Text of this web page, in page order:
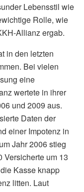
Lebensstil wie
Rolle, wie
Allianz ergab.
in den letzten
Bei vielen
eine
wertete in ihrer
und 2009 aus.
Daten der
einer Impotenz in
Jahr 2006 stieg
Versicherte um 13
Kasse knapp
litten. Laut